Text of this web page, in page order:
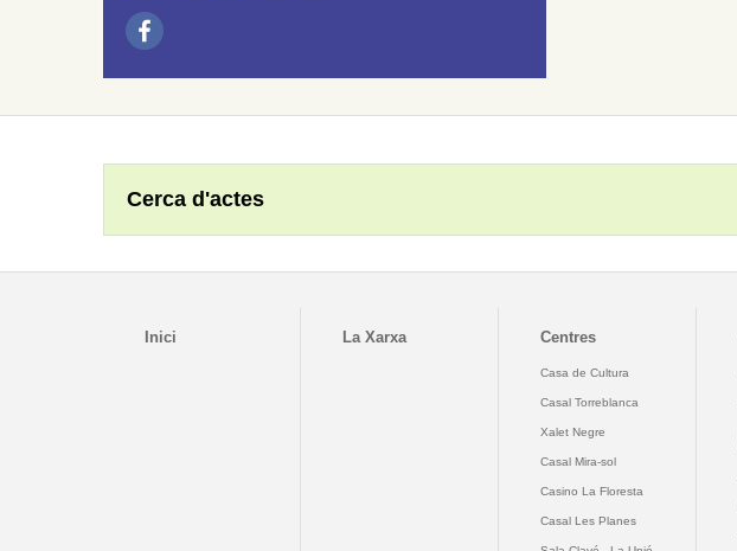
Cerca d'actes
Inici La Xarxa Centres
Casa de Cultura
Casal Torreblanca
Xalet Negre
Casal Mira-sol
Casino La Floresta
Casal Les Planes